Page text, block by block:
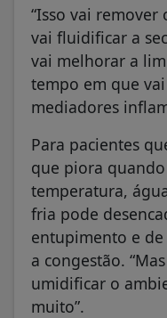
“Isso vai
vai fluidificar a
vai melhorar a
tempo em que
mediadores
Para pacientes
que piora
temperatura,
fria pode
entupimento e
a congestão.
umidificar o
muito”.